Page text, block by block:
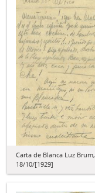
Carta de Blanca Luz Brum,
18/10/[1929]